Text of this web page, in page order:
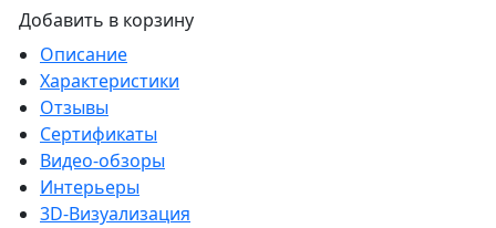
Добавить в корзину
Описание
Характеристики
Отзывы
Сертификаты
Видео-обзоры
Интерьеры
3D-Визуализация